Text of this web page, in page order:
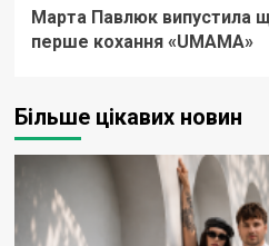
Марта Павлюк випустила
перше кохання «UМАМА»
Більше цікавих новин